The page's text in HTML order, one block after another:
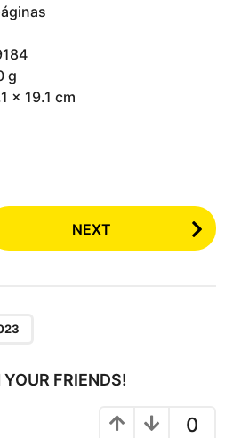
536 páginas
370 g
x 3.1 x 19.1 cm
NEXT
FRIENDS!
0